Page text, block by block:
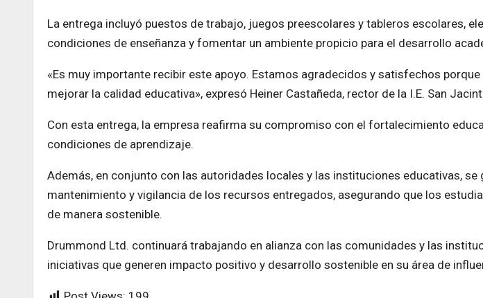
La entrega incluyó puestos de trabajo, juegos preescolares y tableros escolares,
condiciones de enseñanza y fomentar un ambiente propicio para el desarrollo
«Es muy importante recibir este apoyo. Estamos agradecidos y satisfechos
mejorar la calidad educativa», expresó Heiner Castañeda, rector de la I.E. San
Con esta entrega, la empresa reafirma su compromiso con el fortalecimiento
condiciones de aprendizaje.
Además, en conjunto con las autoridades locales y las instituciones educativas, se
mantenimiento y vigilancia de los recursos entregados, asegurando que los
de manera sostenible.
Drummond Ltd. continuará trabajando en alianza con las comunidades y las
iniciativas que generen impacto positivo y desarrollo sostenible en su área de